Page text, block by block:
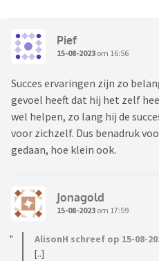
Pief
15-08-2023 om 16:56
Succes ervaringen zijn zo
gevoel heeft dat hij het zelf
wel helpen, zo lang hij de
voor zichzelf. Dus benadruk
gedaan, hoe klein ook.
Jonagold
15-08-2023 om 17:59
AlisonH schreef op 15-08-
[..]